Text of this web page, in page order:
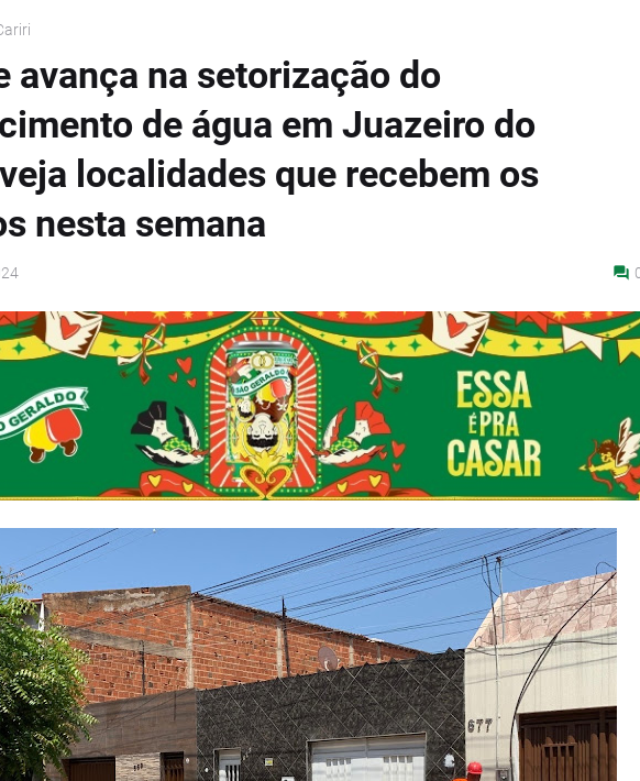
avança na setorização do
de água em Juazeiro do
localidades que recebem os
nesta semana